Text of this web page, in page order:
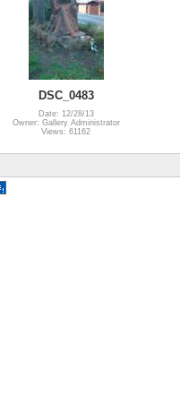
DSC_0483
Date: 12/28/13
Owner: Gallery Administrator
Views: 61162